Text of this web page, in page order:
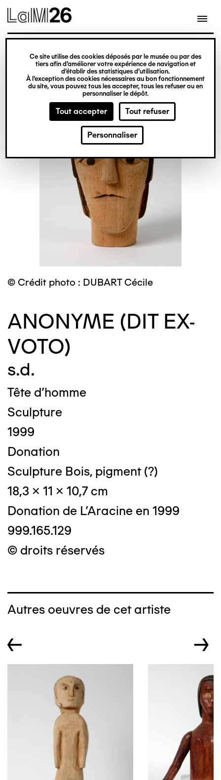
Gestion des cookies
Ce site utilise des cookies déposés par le musée ou par des
tiers afin d’améliorer votre expérience de navigation et
d’établir des statistiques d’utilisation.
À l’exception des cookies nécessaires au bon fonctionnement
du site, vous pouvez tous les accepter, tous les refuser ou en
personnaliser le dépôt.
Tout accepter Tout refuser
Personnaliser
contenu
© Crédit photo : DUBART Cécile
ANONYME (DIT EX-
VOTO)
s.d.
Tête d'homme
Sculpture
1999
Donation
Sculpture Bois, pigment (?)
18,3 x 11 x 10,7 cm
Donation de L'Aracine en 1999
999.165.129
© droits réservés
Autres oeuvres de cet artiste
← →